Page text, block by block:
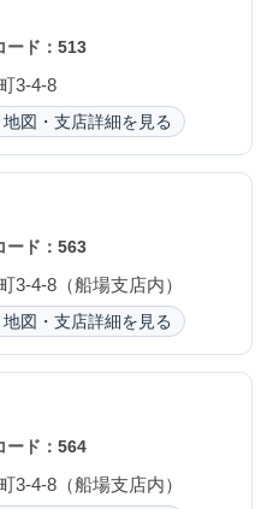
ード：513
3-4-8
図・支店詳細を見る
ード：563
3-4-8（船場支店内）
図・支店詳細を見る
ード：564
3-4-8（船場支店内）